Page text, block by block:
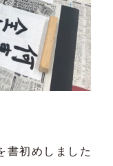
書初めしました